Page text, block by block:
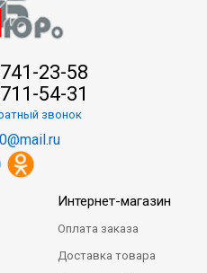
23-58
54-31
звонок
Интернет-магазин
Оплата заказа
Доставка товара